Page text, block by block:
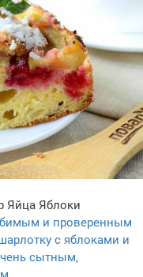
Яйца Яблоки
и проверенным
с яблоками и
сытным,